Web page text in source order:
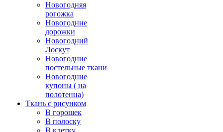
Новогодняя
рогожка
Новогодние
дорожки
Новогодний
Лоскут
Новогодние
постельные ткани
Новогодние
купоны ( на
полотенца)
Ткань с рисунком
В горошек
В полоску
В клетку